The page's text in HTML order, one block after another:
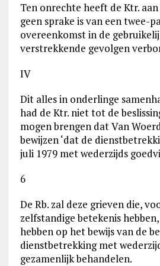
Ten onrechte heeft de Ktr.
geen sprake is van een twee-
overeenkomst in de
verstrekkende gevolgen
IV
Dit alles in onderlinge
had de Ktr. niet tot de
mogen brengen dat Van
bewijzen ‘dat de
juli 1979 met wederzijds
6
De Rb. zal deze grieven die,
zelfstandige betekenis
hebben op het bewijs van de
dienstbetrekking met
gezamenlijk behandelen.